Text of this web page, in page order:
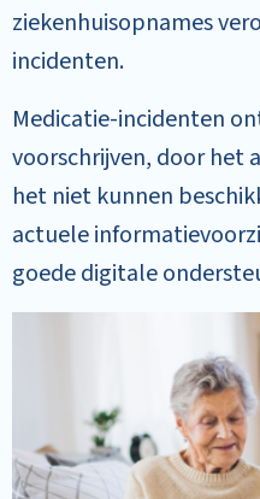
ziekenhuisopnames
incidenten.
Medicatie-incidenten
voorschrijven, door het
het niet kunnen
actuele
goede digitale